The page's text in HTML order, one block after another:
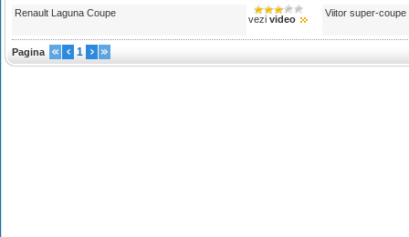
Renault Laguna Coupe
vezi video
Viitor super-
Pagina 1